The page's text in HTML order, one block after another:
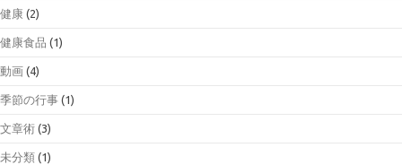
健康 (2)
健康食品 (1)
動画 (4)
季節の行事 (1)
文章術 (3)
未分類 (1)